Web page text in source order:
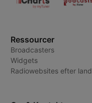
Ressourcer
Broadcasters
Widgets
Radiowebsites efter land